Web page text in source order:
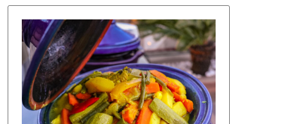
DECOUVRIR CE CIRCUIT